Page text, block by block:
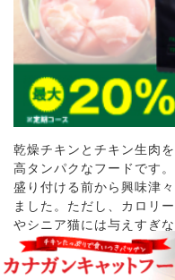
乾燥チキンとチキン生肉
高タンパクなフードです
盛り付ける前から興味津
ました。ただし、カロリ
やシニア猫には与えすぎ
詳細ページ